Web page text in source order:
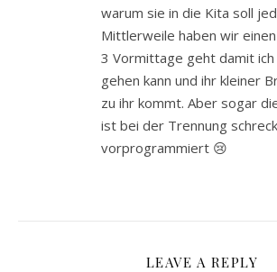
warum sie in die Kita soll
Mittlerweile haben wir
3 Vormittage geht damit
gehen kann und ihr kleiner
zu ihr kommt. Aber sogar
ist bei der Trennung
vorprogrammiert 😢
LEAVE A REPLY